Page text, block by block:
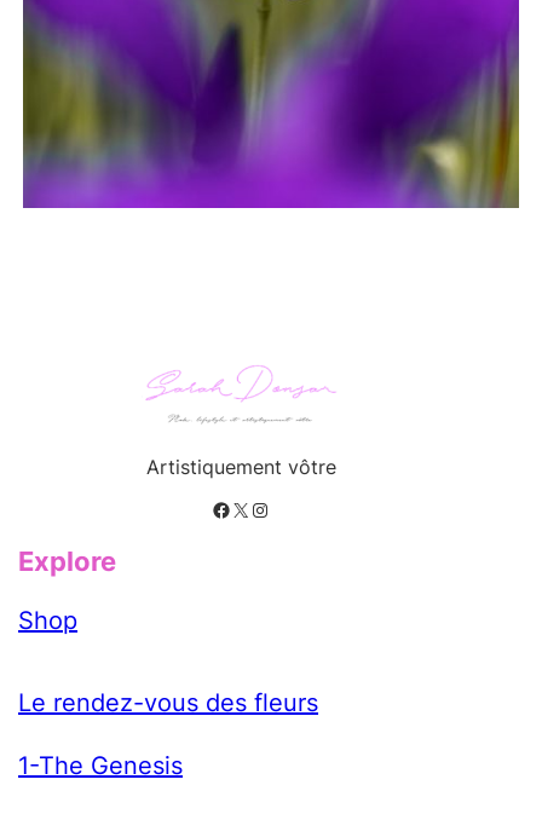
Artistiquement vôtre
Facebook X Instagram
Explore
Shop
Le rendez-vous des fleurs
1-The Genesis